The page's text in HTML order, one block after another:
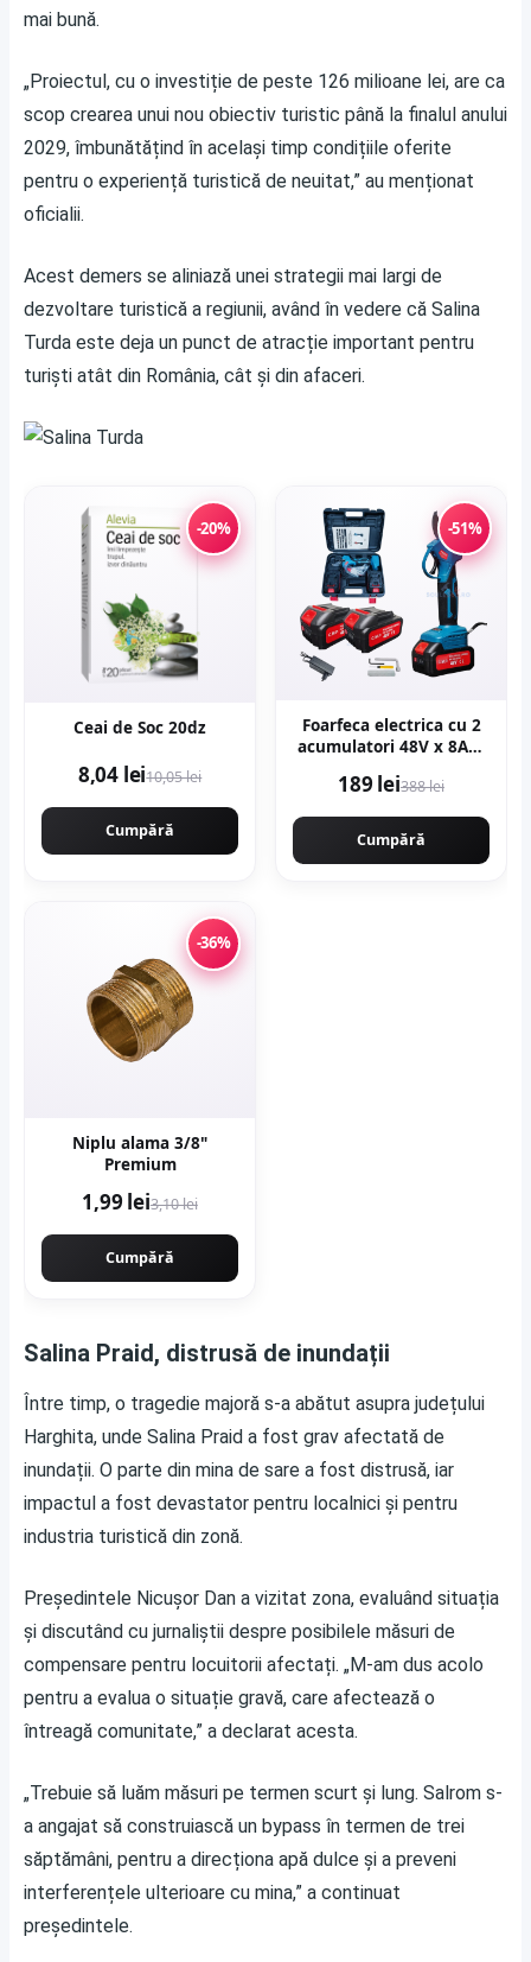
mai bună.
„Proiectul, cu o investiție de peste 126 milioane lei, are ca
scop crearea unui nou obiectiv turistic până la finalul anului
2029, îmbunătățind în același timp condițiile oferite
pentru o experiență turistică de neuitat,” au menționat
oficialii.
Acest demers se aliniază unei strategii mai largi de
dezvoltare turistică a regiunii, având în vedere că Salina
Turda este deja un punct de atracție important pentru
turiști atât din România, cât și din afaceri.
-20%
Ceai de Soc 20dz
8,04 lei10,05 lei
Cumpără
-51%
Foarfeca electrica cu 2
acumulatori 48V x 8AH,
diametru taiere 27mm,
XPERT ORIGINAL
Protools CMP1612
189 lei388 lei
Cumpără
-36%
Niplu alama 3/8"
Premium
1,99 lei3,10 lei
Cumpără
Salina Praid, distrusă de inundații
Între timp, o tragedie majoră s-a abătut asupra județului
Harghita, unde Salina Praid a fost grav afectată de
inundații. O parte din mina de sare a fost distrusă, iar
impactul a fost devastator pentru localnici și pentru
industria turistică din zonă.
Președintele Nicușor Dan a vizitat zona, evaluând situația
și discutând cu jurnaliștii despre posibilele măsuri de
compensare pentru locuitorii afectați. „M-am dus acolo
pentru a evalua o situație gravă, care afectează o
întreagă comunitate,” a declarat acesta.
„Trebuie să luăm măsuri pe termen scurt și lung. Salrom s-
a angajat să construiască un bypass în termen de trei
săptămâni, pentru a direcționa apă dulce și a preveni
interferențele ulterioare cu mina,” a continuat
președintele.